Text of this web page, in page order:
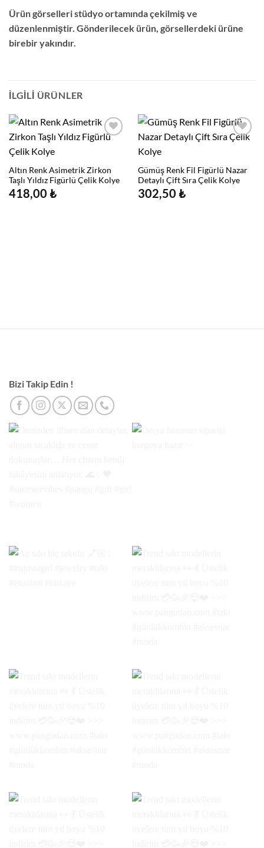
Ürün görselleri stüdyo ortamında çekilmiş ve
düzenlenmiştir. Gönderilecek ürün, görsellerdeki ürüne
birebir yakındır.
İLGILI ÜRÜNLER
Altın Renk Asimetrik Zirkon
Taşlı Yıldız Figürlü Çelik Kolye
418,00 ₺
Gümüş Renk Fil Figürlü Nazar
Detaylı Çift Sıra Çelik Kolye
302,50 ₺
Bizi Takip Edin !